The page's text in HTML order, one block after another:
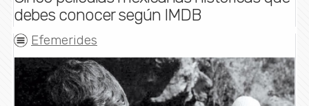
debes conocer según IMDB
Efemerides